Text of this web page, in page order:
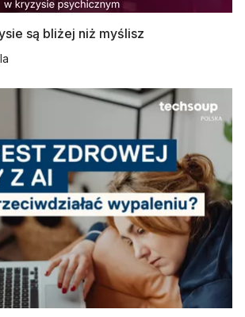
są bliżej niż myślisz